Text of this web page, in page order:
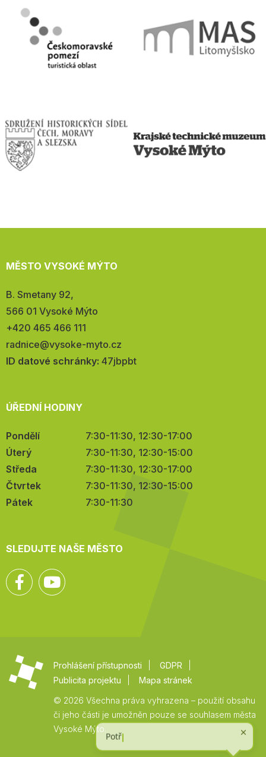
MĚSTO VYSOKÉ MÝTO
Adresa:
B. Smetany 92,
566 01 Vysoké Mýto
Telefon:
+420 465 466 111
E-
mail:
radnice@vysoke-myto.cz
ID datové schránky: 47jbpbt
ÚŘEDNÍ HODINY
Pondělí
7:30-11:30, 12:30-17:00
Úterý
7:30-11:30, 12:30-15:00
Středa
7:30-11:30, 12:30-17:00
Čtvrtek
7:30-11:30, 12:30-15:00
Pátek
7:30-11:30
SLEDUJTE NAŠE MĚSTO
Facebook
Prohlášení přístupnosti
GDPR
Publicita projektu
Mapa stránek
© 2026 Všechna práva vyhrazena – použití obsahu
či jeho části je umožněn pouze se souhlasem města
Vysoké Mýto.